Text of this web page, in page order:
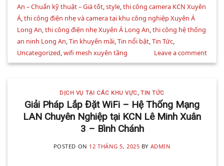
An – Chuẩn kỹ thuật – Giá tốt ,style ,thi công camera KCN Xuyên
Á ,thi công điện nhẹ và camera tại khu công nghiệp Xuyên Á
Long An ,thi công điện nhẹ Xuyên Á Long An ,thi công hệ thống
an ninh Long An ,Tin khuyến mãi ,Tin nổi bật ,Tin Tức
Uncategorized ,wifi mesh xuyên tầng Leave a comment
DỊCH VỤ TẠI CÁC KHU VỰC,TIN TỨC
Giải Pháp Lắp Đặt WiFi – Hệ Thống Mạng
LAN Chuyên Nghiệp tại KCN Lê Minh Xuân
3 – Bình Chánh
POSTED ON 12 THÁNG 5, 2025 BY ADMIN